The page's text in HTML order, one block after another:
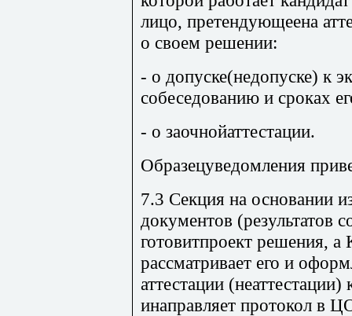
лицо, претендующеена
о своем решении:
- о допуске(недопуске) к
собеседованию и сроках
- о заочнойаттестации.
Образецуведомления
7.3 Секция на основании
документов (результатов
готовитпроект решения, а
рассматривает его и
аттестации (неаттестации)
инаправляет протокол в